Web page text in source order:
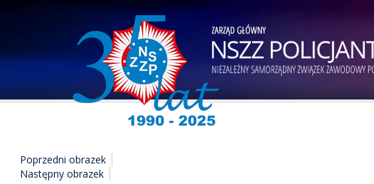
Poprzedni obrazek
Następny obrazek